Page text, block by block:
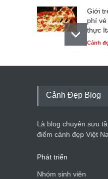
Giới
phí
thực
Cảnh
Tam
du
Cảnh
Cảnh Đẹp Blog
Là blog chuyên sưu
điểm cảnh đẹp Việt
Phát triển
Nhóm sinh viên